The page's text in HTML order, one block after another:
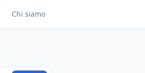
Chi siamo